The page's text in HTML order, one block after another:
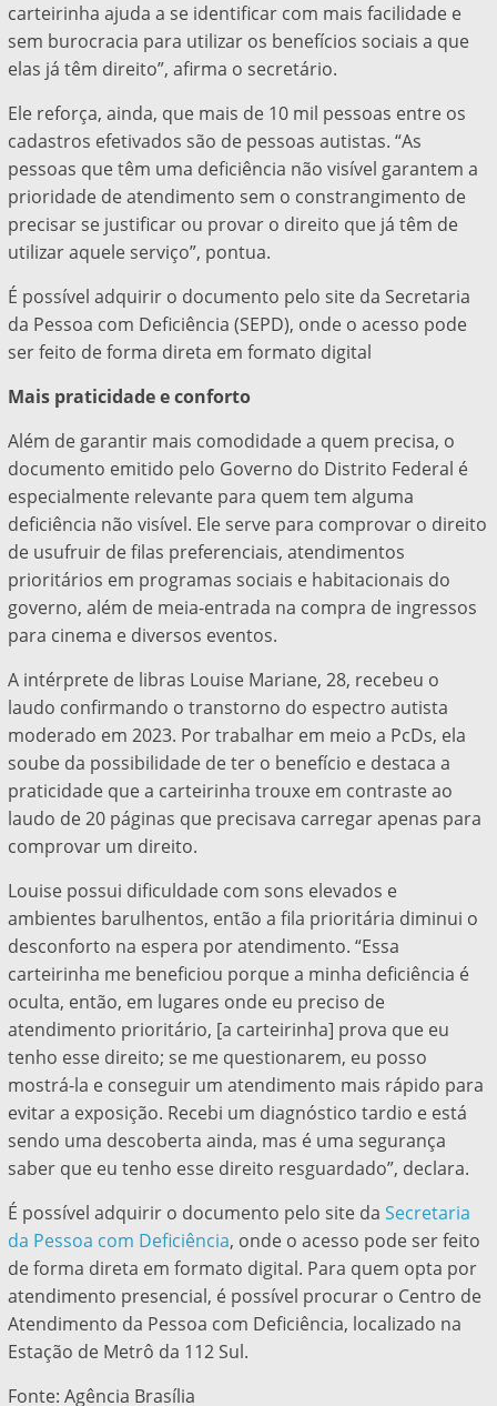
carteirinha ajuda a se identificar com mais facilidade e
sem burocracia para utilizar os benefícios sociais a que
elas já têm direito”, afirma o secretário.
Ele reforça, ainda, que mais de 10 mil pessoas entre os
cadastros efetivados são de pessoas autistas. “As
pessoas que têm uma deficiência não visível garantem a
prioridade de atendimento sem o constrangimento de
precisar se justificar ou provar o direito que já têm de
utilizar aquele serviço”, pontua.
É possível adquirir o documento pelo site da Secretaria
da Pessoa com Deficiência (SEPD), onde o acesso pode
ser feito de forma direta em formato digital
Mais praticidade e conforto
Além de garantir mais comodidade a quem precisa, o
documento emitido pelo Governo do Distrito Federal é
especialmente relevante para quem tem alguma
deficiência não visível. Ele serve para comprovar o direito
de usufruir de filas preferenciais, atendimentos
prioritários em programas sociais e habitacionais do
governo, além de meia-entrada na compra de ingressos
para cinema e diversos eventos.
A intérprete de libras Louise Mariane, 28, recebeu o
laudo confirmando o transtorno do espectro autista
moderado em 2023. Por trabalhar em meio a PcDs, ela
soube da possibilidade de ter o benefício e destaca a
praticidade que a carteirinha trouxe em contraste ao
laudo de 20 páginas que precisava carregar apenas para
comprovar um direito.
Louise possui dificuldade com sons elevados e
ambientes barulhentos, então a fila prioritária diminui o
desconforto na espera por atendimento. “Essa
carteirinha me beneficiou porque a minha deficiência é
oculta, então, em lugares onde eu preciso de
atendimento prioritário, [a carteirinha] prova que eu
tenho esse direito; se me questionarem, eu posso
mostrá-la e conseguir um atendimento mais rápido para
evitar a exposição. Recebi um diagnóstico tardio e está
sendo uma descoberta ainda, mas é uma segurança
saber que eu tenho esse direito resguardado”, declara.
É possível adquirir o documento pelo site da Secretaria
da Pessoa com Deficiência, onde o acesso pode ser feito
de forma direta em formato digital. Para quem opta por
atendimento presencial, é possível procurar o Centro de
Atendimento da Pessoa com Deficiência, localizado na
Estação de Metrô da 112 Sul.
Fonte: Agência Brasília